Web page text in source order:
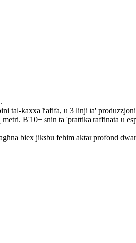
tal-kaxxa ħafifa, u 3 linji ta'
B'10+ snin ta 'prattika raffinata u
biex jiksbu fehim aktar profond